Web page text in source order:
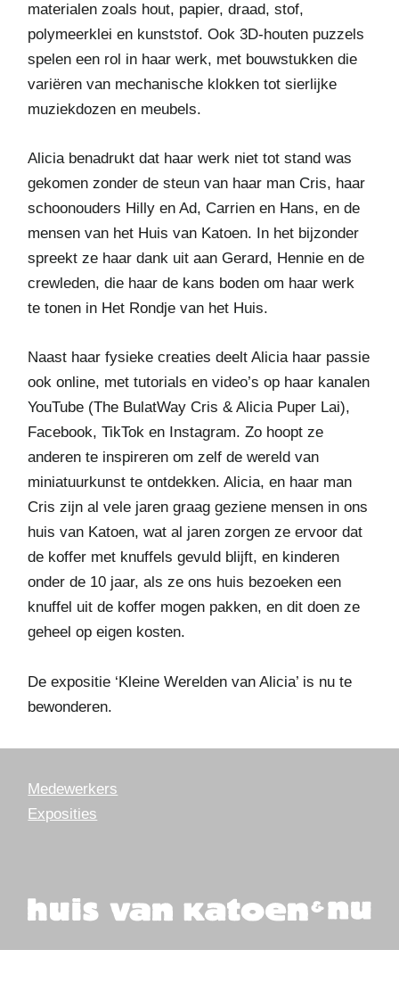
materialen zoals hout, papier, draad, stof,
polymeerklei en kunststof. Ook 3D-houten puzzels
spelen een rol in haar werk, met bouwstukken die
variëren van mechanische klokken tot sierlijke
muziekdozen en meubels.
Alicia benadrukt dat haar werk niet tot stand was
gekomen zonder de steun van haar man Cris, haar
schoonouders Hilly en Ad, Carrien en Hans, en de
mensen van het Huis van Katoen. In het bijzonder
spreekt ze haar dank uit aan Gerard, Hennie en de
crewleden, die haar de kans boden om haar werk
te tonen in Het Rondje van het Huis.
Naast haar fysieke creaties deelt Alicia haar passie
ook online, met tutorials en video’s op haar kanalen
YouTube (The BulatWay Cris & Alicia Puper Lai),
Facebook, TikTok en Instagram. Zo hoopt ze
anderen te inspireren om zelf de wereld van
miniatuurkunst te ontdekken. Alicia, en haar man
Cris zijn al vele jaren graag geziene mensen in ons
huis van Katoen, wat al jaren zorgen ze ervoor dat
de koffer met knuffels gevuld blijft, en kinderen
onder de 10 jaar, als ze ons huis bezoeken een
knuffel uit de koffer mogen pakken, en dit doen ze
geheel op eigen kosten.
De expositie ‘Kleine Werelden van Alicia’ is nu te
bewonderen.
Medewerkers
Exposities